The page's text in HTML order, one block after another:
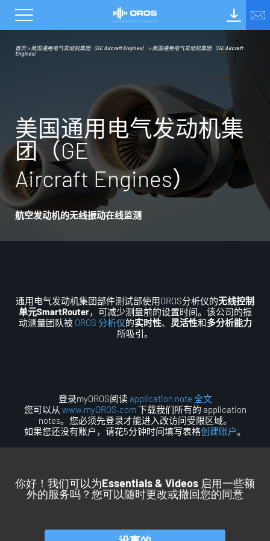
首页>美国通用电气发动机集团（GE Aircraft Engines） >美国通用电气发动机集团（GE Aircraft
Engines）
美国通用电气发动机集
团（GE
AircraftEngines）
航空发动机的无线振动在线监测
通用电气发动机集团部件测试部使用OROS分析仪的无线控制
单元SmartRouter，可减少测量前的设置时间。该公司的振
动测量团队被 OROS 分析仪的实时性、 灵活性和多分析能力
所吸引。
登录myOROS阅读application note 全文
您可以从 www.myOROS.com下载我们所有的 application
notes。您必须先登录才能进入改访问受限区域。
如果您还没有账户，请花5分钟时间填写表格创建账户。
你好！我们可以为Essentials & Videos 启用一些额
外的服务吗？您可以随时更改或撤回您的同意